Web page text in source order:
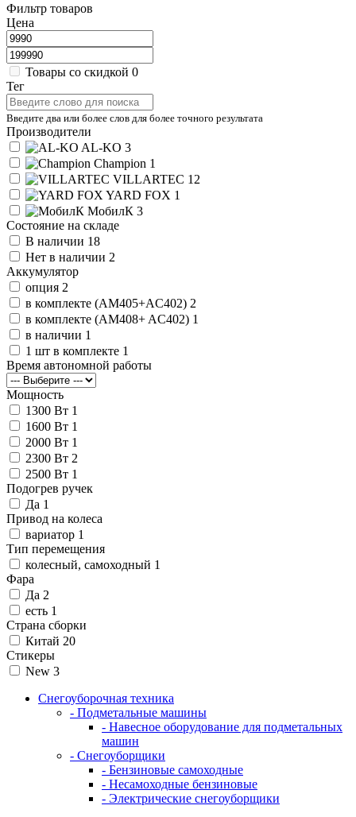
Фильтр товаров
Цена
Товары со скидкой 0
Тег
Введите два или более слов для более точного результата
Производители
AL-KO 3
Champion 1
VILLARTEC 12
YARD FOX 1
МобилК 3
Состояние на складе
В наличии 18
Нет в наличии 2
Аккумулятор
опция 2
в комплекте (AM405+AC402) 2
в комплекте (AM408+ AC402) 1
в наличии 1
1 шт в комплекте 1
Время автономной работы
Мощность
1300 Вт 1
1600 Вт 1
2000 Вт 1
2300 Вт 2
2500 Вт 1
Подогрев ручек
Да 1
Привод на колеса
вариатор 1
Тип перемещения
колесный, самоходный 1
Фара
Да 2
есть 1
Страна сборки
Китай 20
Стикеры
New 3
Снегоуборочная техника
- Подметальные машины
- Навесное оборудование для подметальных
машин
- Снегоуборщики
- Бензиновые самоходные
- Несамоходные бензиновые
- Электрические снегоуборщики